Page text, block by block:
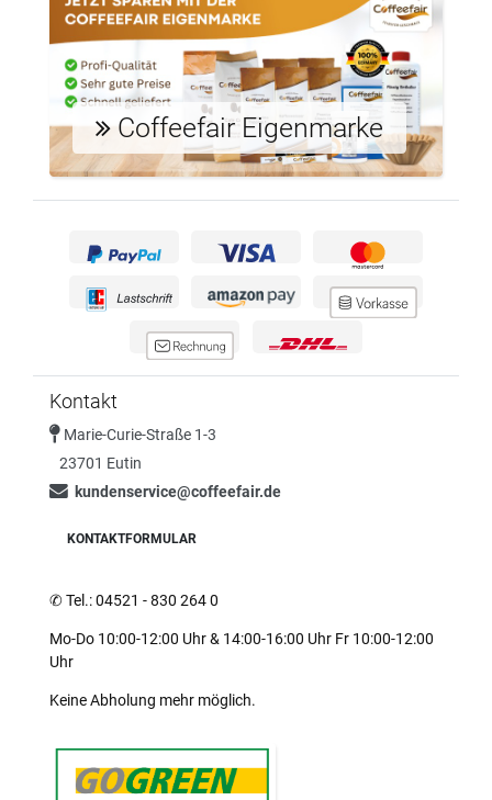
Coffeefair Eigenmarke
Kontakt
Marie-Curie-Straße 1-3
23701 Eutin
kundenservice@coffeefair.de
KONTAKTFORMULAR
✆Tel.: 04521 - 830 264 0
Mo-Do 10:00-12:00 Uhr & 14:00-16:00 Uhr Fr 10:00-12:00
Uhr
Keine Abholung mehr möglich.